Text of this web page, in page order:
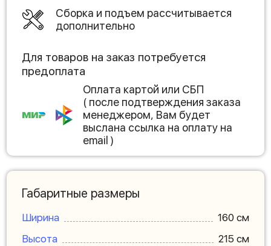
Сборка и подъем рассчитывается
дополнительно
Для товаров на заказ потребуется
предоплата
Оплата картой или СБП
( после подтверждения заказа
менеджером, Вам будет
выслана ссылка на оплату на
email )
Габаритные размеры
Ширина
160 см
Высота
215 см